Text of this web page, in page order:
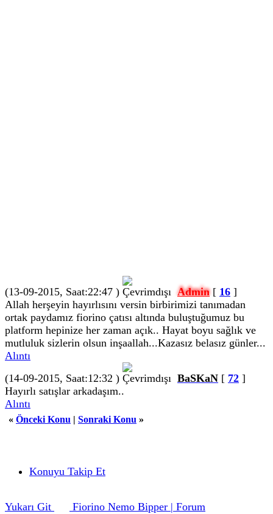
(13-09-2015, Saat:22:47 ) Admin [ 16 ]
Allah herşeyin hayırlısını versin birbirimizi tanımadan
ortak paydamız fiorino çatısı altında buluştuğumuz bu
platform hepinize her zaman açık.. Hayat boyu sağlık ve
mutluluk sizlerin olsun inşaallah...Kazasız belasız günler...
Alıntı
(14-09-2015, Saat:12:32 )
BaSKaN [ 72 ]
Hayırlı satışlar arkadaşım..
Alıntı
« Önceki Konu | Sonraki Konu »
Konuyu Takip Et
Yukarı Git
Fiorino Nemo Bipper | Forum